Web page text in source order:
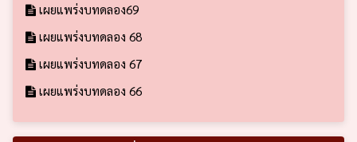
เผยแพร่งบทดลอง69
เผยแพร่งบทดลอง 68
เผยแพร่งบทดลอง 67
เผยแพร่งบทดลอง 66